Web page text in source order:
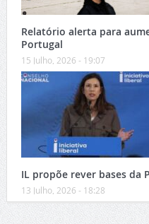
Relatório alerta para
Portugal
15 Julho, 2026 - 19:07
IL propõe rever bases da
13 Julho, 2026 - 18:28